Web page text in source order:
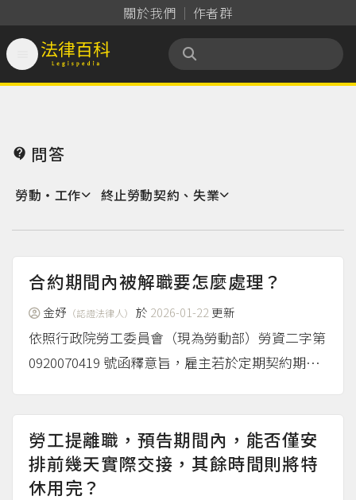
關於我們 作者群
法律百科 Legispedia
 問答
勞動‧工作 終止勞動契約、失業
合約期間內被解職要怎麼處理？
金妤 （認證法律人） 於 2026-01-22 更新
依照行政院勞工委員會（現為勞動部）勞資二字第
0920070419 號函釋意旨，雇主若於定期契約期滿
第12條或第13條但書規定之情事。 如依第11條各
款或第13條但書規定終止契...（more...）
勞工提離職，預告期間內，能否僅安
排前幾天實際交接，其餘時間則將特
休用完？